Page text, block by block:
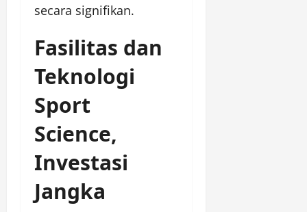
secara signifikan.
Fasilitas dan
Teknologi
Sport
Science,
Investasi
Jangka